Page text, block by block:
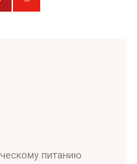
питанию